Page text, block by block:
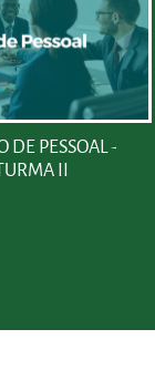
DE PESSOAL -
II